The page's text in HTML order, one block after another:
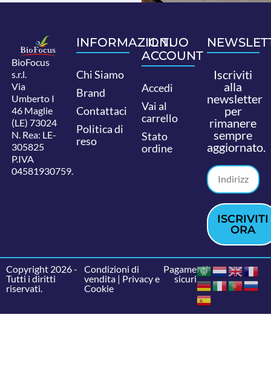
BioFocus
s.r.l.
Via
Umberto I
46 Maglie
(LE) 73024
N. Rea: LE-
305825
P.IVA
04581930759.
INFORMAZIONI
Chi Siamo
Brand
Contattaci
Politica di
reso
IL TUO
ACCOUNT
Accedi
Vai al
carrello
Stato
ordine
Iscriviti
alla
newsletter
per
rimanere
sempre
aggiornato.
ISCRIVITI
ORA
Copyright 2026 -
Tutti i diritti
riservati.
Condizioni di
vendita| Privacy e
Cookie
Pagamenti
sicuri